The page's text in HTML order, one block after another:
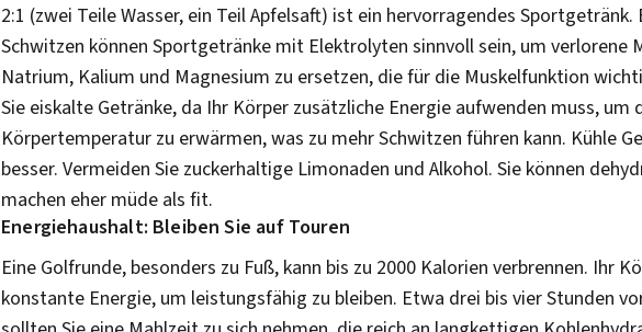
2:1 (zwei Teile Wasser, ein Teil Apfelsaft) ist ein hervorragendes Sportgetränk.
Schwitzen können Sportgetränke mit Elektrolyten sinnvoll sein, um verlorene
Natrium, Kalium und Magnesium zu ersetzen, die für die Muskelfunktion
Sie eiskalte Getränke, da Ihr Körper zusätzliche Energie aufwenden muss, um
Körpertemperatur zu erwärmen, was zu mehr Schwitzen führen kann. Kühle
besser. Vermeiden Sie zuckerhaltige Limonaden und Alkohol. Sie können
machen eher müde als fit.
Energiehaushalt: Bleiben Sie auf Touren
Eine Golfrunde, besonders zu Fuß, kann bis zu 2000 Kalorien verbrennen. Ihr
konstante Energie, um leistungsfähig zu bleiben. Etwa drei bis vier Stunden